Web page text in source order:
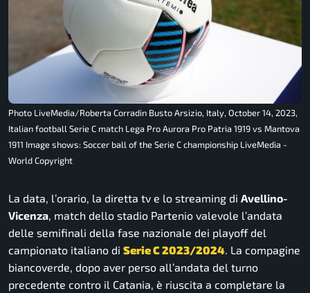
Photo LiveMedia/Roberta Corradin Busto Arsizio, Italy, October 14, 2023,
Italian football Serie C match Lega Pro Aurora Pro Patria 1919 vs Mantova
1911 Image shows: Soccer ball of the Serie C championship LiveMedia -
World Copyright
La data, l’orario, la diretta tv e lo streaming di Avellino-
Vicenza, match dello stadio Partenio valevole l’andata
delle semifinali della fase nazionale dei playoff del
campionato italiano di Serie C 2023/2024. La compagine
biancoverde, dopo aver perso all’andata del turno
precedente contro il Catania, è riuscita a completare la